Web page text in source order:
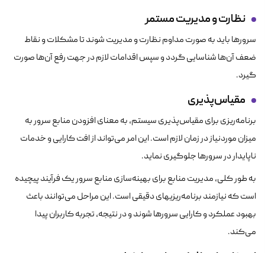
نظارت و مدیریت مستمر
سرورها باید به صورت مداوم نظارت و مدیریت شوند تا مشکلات و نقاط
ضعف آن‌ها شناسایی گردد و سپس اقدامات لازم در جهت رفع آن‌ها صورت
گیرد.
مقیاس‌پذیری
برنامه‌ریزی برای مقیاس‌پذیری سیستم، به معنای افزودن منابع سرور به
میزان موردنیاز در زمان لازم است. این امر می‌تواند از افت کارایی و خدمات
ناپایدار در سرورها جلوگیری نماید.
به طور کلی، مدیریت منابع برای بهینه‌سازی منابع سرور یک فرآیند پیچیده
است که نیازمند برنامه‌ریزی‎های دقیقی است. این مراحل می‌توانند باعث
بهبود عملکرد و کارایی سرورها شوند و در نتیجه، تجربه کاربران پیدا
می‌کند.